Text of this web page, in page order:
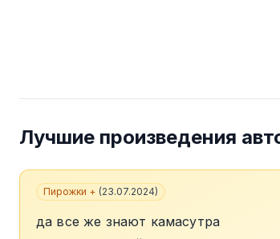
Лучшие произведения
Пирожки + (23.07.2024)
да все же знают камасутра